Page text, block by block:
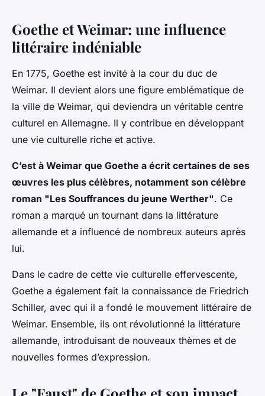
Goethe et Weimar: une influence
littéraire indéniable
En 1775, Goethe est invité à la cour du duc de
Weimar. Il devient alors une figure emblématique de
la ville de Weimar, qui deviendra un véritable centre
culturel en Allemagne. Il y contribue en développant
une vie culturelle riche et active.
C’est à Weimar que Goethe a écrit certaines de ses
œuvres les plus célèbres, notamment son célèbre
roman "Les Souffrances du jeune Werther". Ce
roman a marqué un tournant dans la littérature
allemande et a influencé de nombreux auteurs après
lui.
Dans le cadre de cette vie culturelle effervescente,
Goethe a également fait la connaissance de Friedrich
Schiller, avec qui il a fondé le mouvement littéraire de
Weimar. Ensemble, ils ont révolutionné la littérature
allemande, introduisant de nouveaux thèmes et de
nouvelles formes d’expression.